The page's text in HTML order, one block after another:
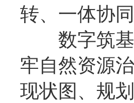
转、一体协同
数字筑基
牢自然资源
现状图、规